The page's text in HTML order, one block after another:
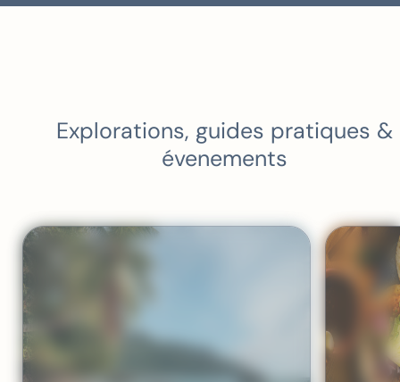
l’équipe Colombus Voyages pour leur
Explorations, guides pratiques &
évenements